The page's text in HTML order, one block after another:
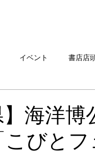
イベント 書店店
こびとづかんの町つるぎ
】海洋
びと